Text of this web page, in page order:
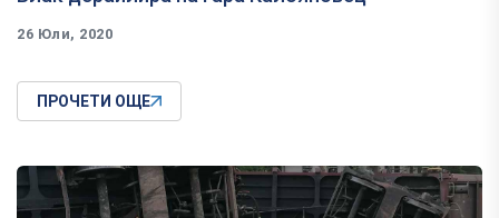
26 Юли, 2020
ПРОЧЕТИ ОЩЕ